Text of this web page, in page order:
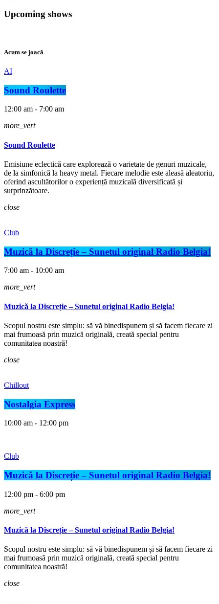
Upcoming shows
Acum se joacă
AI
Sound Roulette
12:00 am - 7:00 am
more_vert
Sound Roulette
Emisiune eclectică care explorează o varietate de genuri muzicale,
de la simfonică la heavy metal. Fiecare melodie este aleasă aleatoriu,
oferind ascultătorilor o experiență muzicală diversificată și
surprinzătoare.
close
Club
Muzică la Discreție – Sunetul original Radio Belgia!
7:00 am - 10:00 am
more_vert
Muzică la Discreție – Sunetul original Radio Belgia!
Scopul nostru este simplu: să vă binedispunem și să facem fiecare zi
mai frumoasă prin muzică originală, creată special pentru
comunitatea noastră!
close
Chillout
Nostalgia Express
10:00 am - 12:00 pm
Club
Muzică la Discreție – Sunetul original Radio Belgia!
12:00 pm - 6:00 pm
more_vert
Muzică la Discreție – Sunetul original Radio Belgia!
Scopul nostru este simplu: să vă binedispunem și să facem fiecare zi
mai frumoasă prin muzică originală, creată special pentru
comunitatea noastră!
close